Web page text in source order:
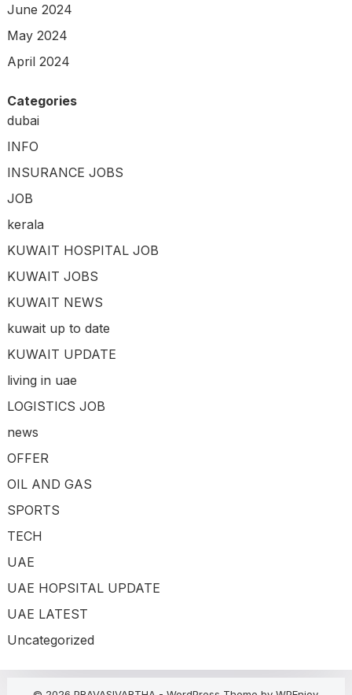
June 2024
May 2024
April 2024
Categories
dubai
INFO
INSURANCE JOBS
JOB
kerala
KUWAIT HOSPITAL JOB
KUWAIT JOBS
KUWAIT NEWS
kuwait up to date
KUWAIT UPDATE
living in uae
LOGISTICS JOB
news
OFFER
OIL AND GAS
SPORTS
TECH
UAE
UAE HOPSITAL UPDATE
UAE LATEST
Uncategorized